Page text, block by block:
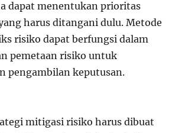
dapat menentukan prioritas
harus ditangani dulu. Metode
risiko dapat berfungsi dalam
pemetaan risiko untuk
pengambilan keputusan.
mitigasi risiko harus dibuat